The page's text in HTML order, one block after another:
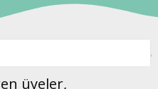
üyeler,